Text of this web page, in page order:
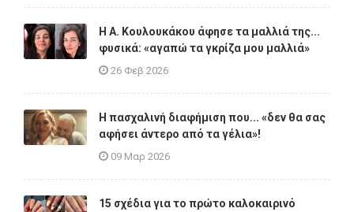
Η A. Κουλουκάκου άφησε τα μαλλιά της...
φυσικά: «αγαπώ τα γκρίζα μου μαλλιά»
26 Φεβ 2026
Η πασχαλινή διαφήμιση που... «δεν θα σας
αφήσει άντερο από τα γέλια»!
09 Μαρ 2026
15 σχέδια για το πρώτο καλοκαιρινό